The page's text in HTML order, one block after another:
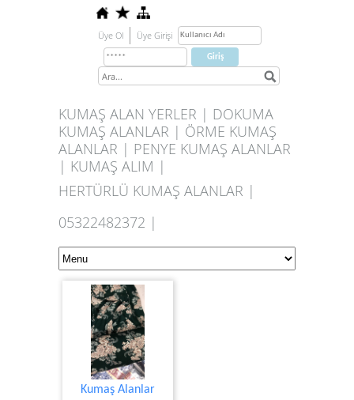
Üye Ol Üye Girişi
KUMAŞ ALAN YERLER | DOKUMA
KUMAŞ ALANLAR | ÖRME KUMAŞ
ALANLAR | PENYE KUMAŞ ALANLAR
| KUMAŞ ALIM |
HERTÜRLÜ KUMAŞ ALANLAR |
05322482372 |
Kumaş Alanlar